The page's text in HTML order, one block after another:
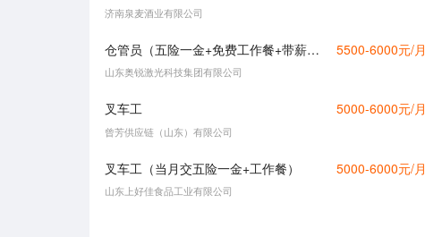
济南泉麦酒业有限公司
仓管员（五险一金+免费工作餐+带薪年假） 5500-6000元/月
山东奥锐激光科技集团有限公司
叉车工 5000-6000元/月
曾芳供应链（山东）有限公司
叉车工（当月交五险一金+工作餐） 5000-6000元/月
山东上好佳食品工业有限公司